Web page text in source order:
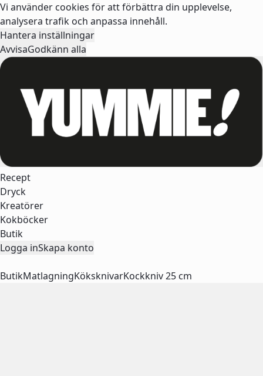
Vi använder cookies för att förbättra din upplevelse,
analysera trafik och anpassa innehåll.
Hantera inställningar
AvvisaGodkänn alla
Recept
Dryck
Kreatörer
Kokböcker
Butik
Logga inSkapa konto
ButikMatlagningKöksknivarKockkniv 25 cm